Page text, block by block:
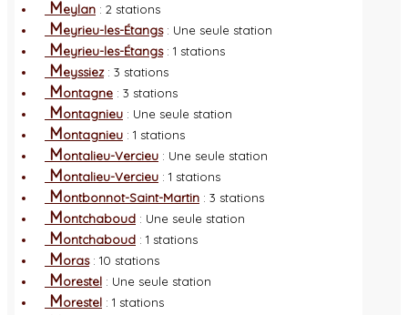
Meylan : 2 stations
Meyrieu-les-Étangs: Une seule station
Meyrieu-les-Étangs: 1 stations
Meyssiez: 3 stations
Montagne : 3 stations
Montagnieu : Une seule station
Montagnieu : 1 stations
Montalieu-Vercieu : Une seule station
Montalieu-Vercieu : 1 stations
Montbonnot-Saint-Martin : 3 stations
Montchaboud : Une seule station
Montchaboud : 1 stations
Moras: 10 stations
Morestel : Une seule station
Morestel : 1 stations